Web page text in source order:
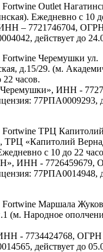
Outlet
Ежедневно с 10
– 7721746704, ОГРН
действует до
Черемушки ул.
д.15/29. (м.
часов.
ИНН -
77РПА0009293,
ТРЦ
ТРЦ «Капитолий
с 10 до 22
ИНН - 7726459679,
77РПА0014948,
Маршала
(м. Народное
- 7734424768, ОГРН
действует до